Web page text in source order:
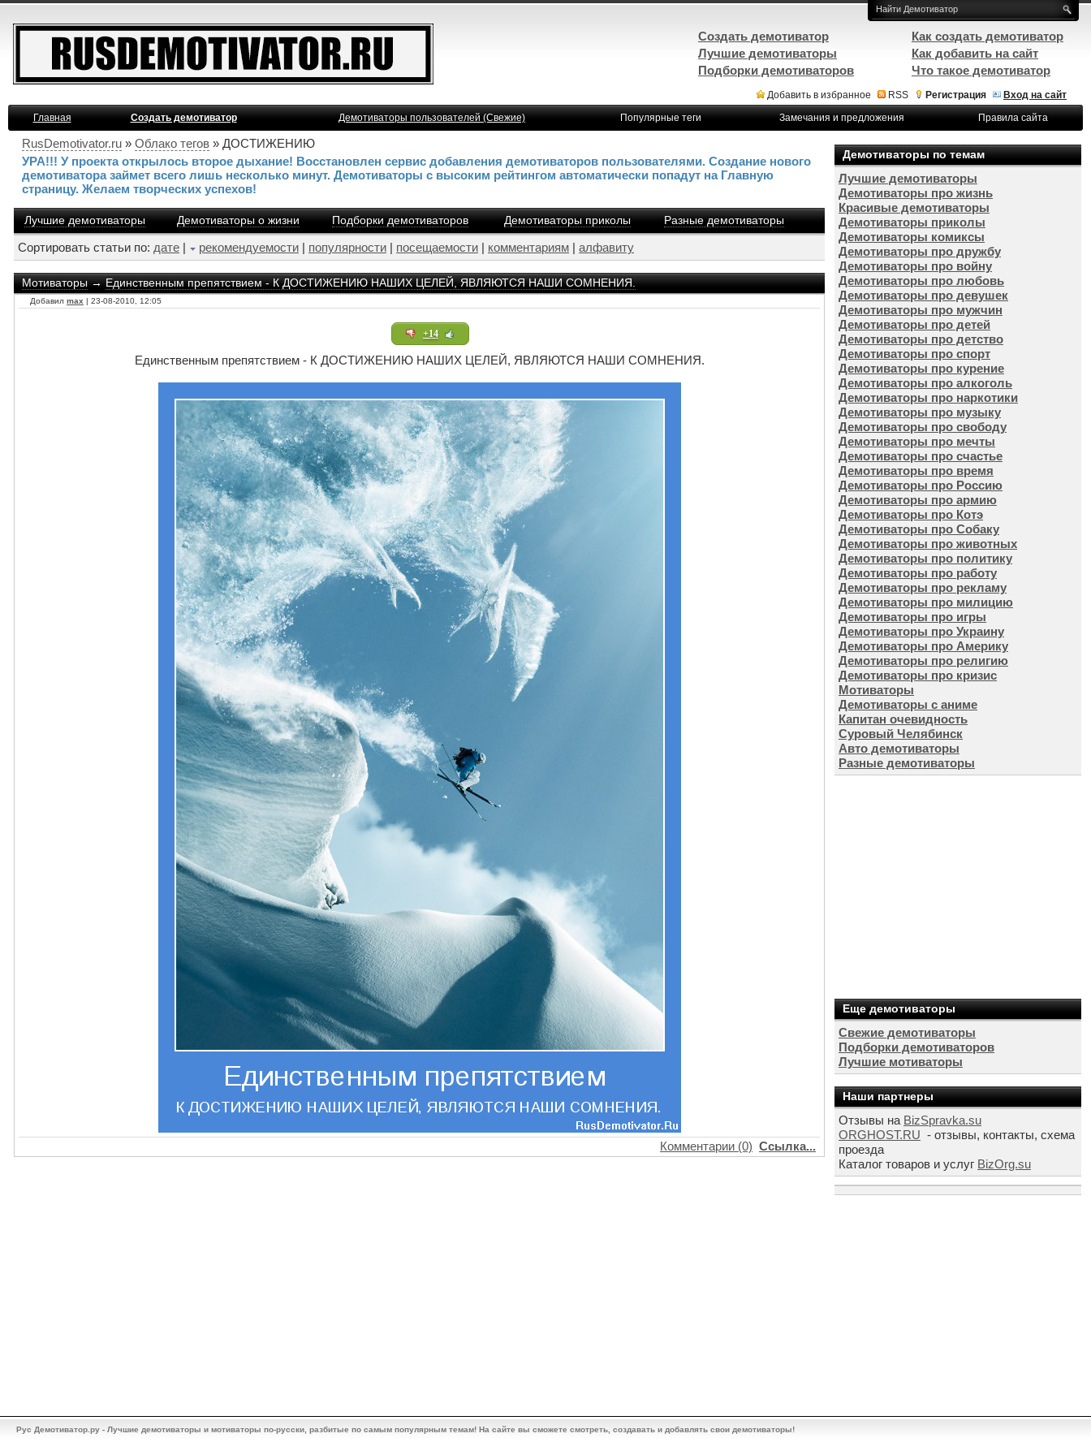
Добавить в избранное RSS Регистрация
Вход на сайт
Главная
Создать демотиватор Демотиваторы пользователей (Свежие) Популярные теги Замечания и предложения Правила сайта
RusDemotivator.ru » Облако тегов » ДОСТИЖЕНИЮ
УРА!!! У проекта открылось второе дыхание! Восстановлен сервис добавления демотиваторов пользователями. Создание нового
демотиватора займет всего лишь несколько минут. Демотиваторы с высоким рейтингом автоматически попадут на Главную
страницу. Желаем творческих успехов!
Лучшие демотиваторы Демотиваторы о жизни Подборки демотиваторов Демотиваторы приколы Разные демотиваторы
Сортировать статьи по: дате | рекомендуемости | популярности | посещаемости | комментариям | алфавиту
Мотиваторы→Единственным препятствием - К ДОСТИЖЕНИЮ НАШИХ ЦЕЛЕЙ, ЯВЛЯЮТСЯ НАШИ СОМНЕНИЯ.
Добавил max | 23-08-2010, 12:05
+14
Единственным препятствием - К ДОСТИЖЕНИЮ НАШИХ ЦЕЛЕЙ, ЯВЛЯЮТСЯ НАШИ СОМНЕНИЯ.
Комментарии (0) Ссылка...
Демотиваторы по темам
Лучшие демотиваторы
Демотиваторы про жизнь
Красивые демотиваторы
Демотиваторы приколы
Демотиваторы комиксы
Демотиваторы про дружбу
Демотиваторы про войну
Демотиваторы про любовь
Демотиваторы про девушек
Демотиваторы про мужчин
Демотиваторы про детей
Демотиваторы про детство
Демотиваторы про спорт
Демотиваторы про курение
Демотиваторы про алкоголь
Демотиваторы про наркотики
Демотиваторы про музыку
Демотиваторы про свободу
Демотиваторы про мечты
Демотиваторы про счастье
Демотиваторы про время
Демотиваторы про Россию
Демотиваторы про армию
Демотиваторы про Котэ
Демотиваторы про Собаку
Демотиваторы про животных
Демотиваторы про политику
Демотиваторы про работу
Демотиваторы про рекламу
Демотиваторы про милицию
Демотиваторы про игры
Демотиваторы про Украину
Демотиваторы про Америку
Демотиваторы про религию
Демотиваторы про кризис
Мотиваторы
Демотиваторы с аниме
Капитан очевидность
Суровый Челябинск
Авто демотиваторы
Разные демотиваторы
Еще демотиваторы
Свежие демотиваторы
Подборки демотиваторов
Лучшие мотиваторы
Наши партнеры
Отзывы на BizSpravka.su
ORGHOST.RU - отзывы, контакты, схема
проезда
Каталог товаров и услуг BizOrg.su
Создать демотиватор
Лучшие демотиваторы
Подборки демотиваторов
Как создать демотиватор
Как добавить на сайт
Что такое демотиватор
Рус Демотиватор.ру - Лучшие демотиваторы и мотиваторы по-русски, разбитые по самым популярным темам! На сайте вы сможете смотреть, создавать и добавлять свои демотиваторы!